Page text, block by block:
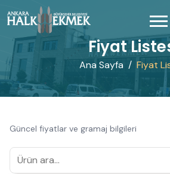
Fiyat
Ana Sayfa Fiyat
Güncel fiyatlar ve gramaj bilgileri